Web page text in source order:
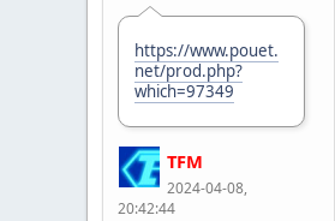
https://www.pouet.
net/prod.php?
which=97349
TFM
2024-04-08,
20:42:44